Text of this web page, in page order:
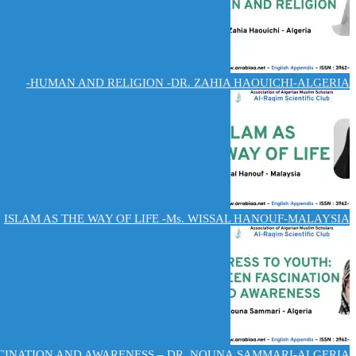
HUMAN AND RELIGION -DR. ZAHIA HAOUICHI-ALGERIA-
ISLAM AS THE WAY OF LIFE -Ms. WISSAL HANOUF-MALAYSIA